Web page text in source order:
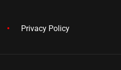
Privacy Policy